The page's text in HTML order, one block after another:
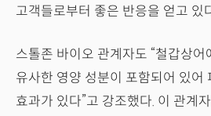
고객들로부터 좋은 반응을 얻고 있
스톨존 바이오 관계자도 “철갑상어
유사한 영양 성분이 포함되어 있어
효과가 있다”고 강조했다. 이 관계